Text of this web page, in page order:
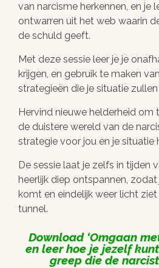
van narcisme herkennen, en je
ontwarren uit het web waarin
de schuld geeft.
Met deze sessie leer je je
krijgen, en gebruik te maken
strategieën die je situatie
Hervind nieuwe helderheid om
de duistere wereld van de
strategie voor jou en je situatie
De sessie laat je zelfs in tijden
heerlijk diep ontspannen,
komt en eindelijk weer licht
tunnel.
Download Omgaan
en leer hoe je jezelf
greep die de